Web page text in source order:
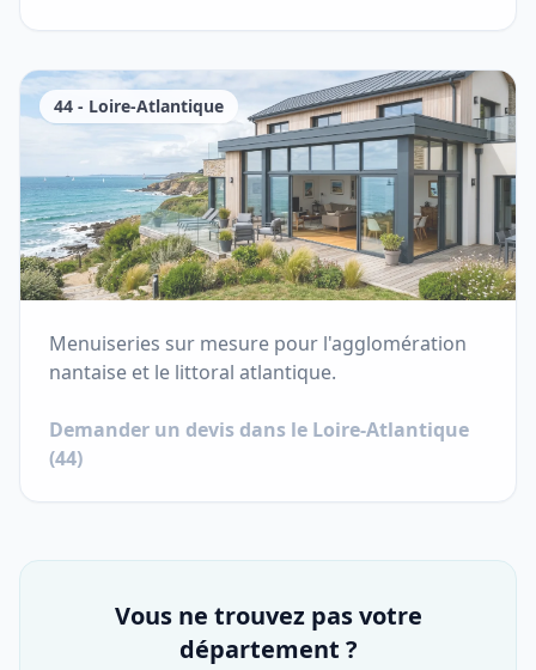
44 - Loire-Atlantique
Menuiseries sur mesure pour l'agglomération
nantaise et le littoral atlantique.
Demander un devis dans le Loire-Atlantique
(44)
Vous ne trouvez pas votre
département ?